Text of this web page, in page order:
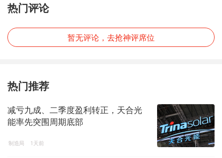
热门评论
暂无评论，去抢神评席位
热门推荐
减亏九成、二季度盈利转正，天合光
能率先突围周期底部
制造局 1天前